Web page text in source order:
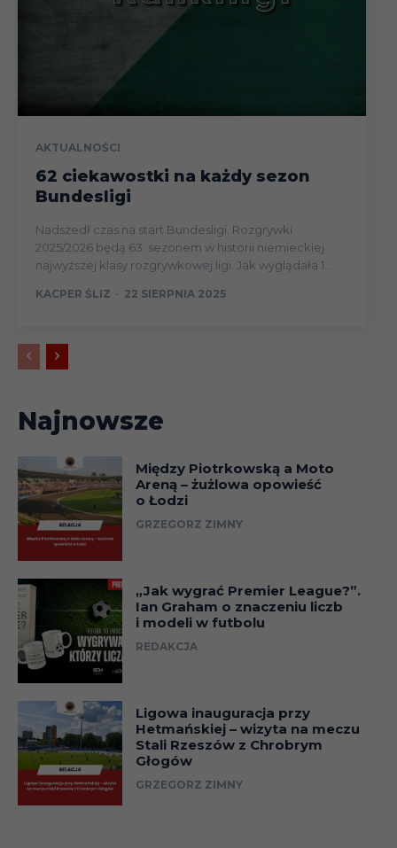
AKTUALNOŚCI
62 ciekawostki na każdy sezon
Bundesligi
Nadszedł czas na start Bundesligi. Rozgrywki
2025/2026 będą 63. sezonem w historii niemieckiej
najwyższej klasy rozgrywkowej ligi. Jak wyglądała 1....
KACPER ŚLIZ - 22 SIERPNIA 2025
Najnowsze
Między Piotrkowską a Moto
Areną – żużlowa opowieść
o Łodzi
GRZEGORZ ZIMNY
„Jak wygrać Premier League?”.
Ian Graham o znaczeniu liczb
i modeli w futbolu
REDAKCJA
Ligowa inauguracja przy
Hetmańskiej – wizyta na meczu
Stali Rzeszów z Chrobrym
Głogów
GRZEGORZ ZIMNY